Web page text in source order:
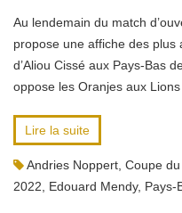
Au lendemain du match
propose une affiche des plus
d’Aliou Cissé aux Pays-Bas
oppose les Oranjes aux
Lire la suite
Andries Noppert Coupe
2022
Edouard Mendy, Pays-